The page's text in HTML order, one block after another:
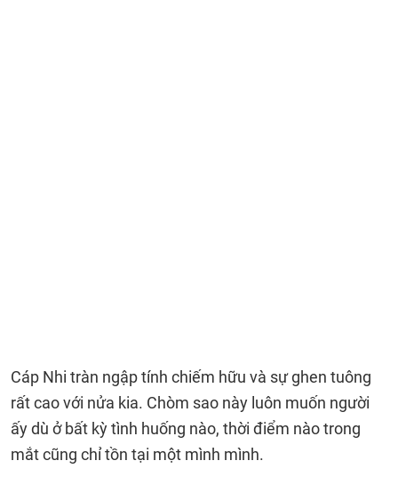
Cáp Nhi tràn ngập tính chiếm hữu và sự ghen tuông
rất cao với nửa kia. Chòm sao này luôn muốn người
ấy dù ở bất kỳ tình huống nào, thời điểm nào trong
mắt cũng chỉ tồn tại một mình mình.